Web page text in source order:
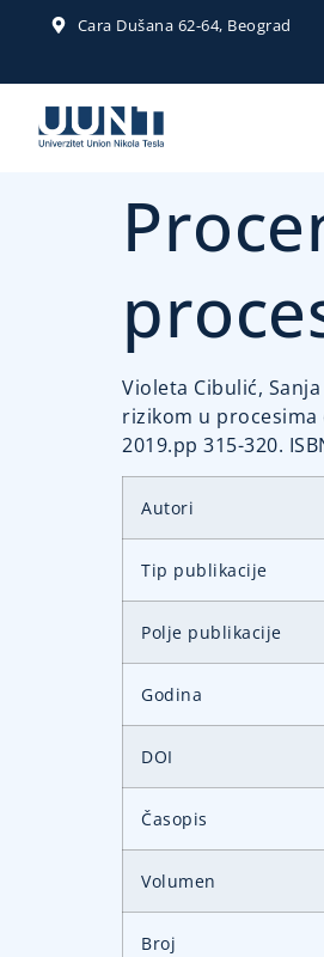
Cara Dušana 62-64,
Violeta Cibulić,
rizikom u procesima
2019.pp 315-320.
Autori
Tip publikacije
Polje publikacije
Godina
DOI
Časopis
Volumen
Broj